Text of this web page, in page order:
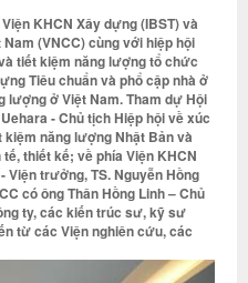
KHCN Xây dựng (IBST) và
(VNCC) cùng với hiệp hội
tiết kiệm năng lượng tổ chức
Tiêu chuẩn và phổ cập nhà ở
lượng ở Việt Nam. Tham dự Hội
- Chủ tịch Hiệp hội về xúc
năng lượng Nhật Bản và
thiết kế; về phía Viện KHCN
Viện trưởng, TS. Nguyễn Hồng
có ông Thân Hồng Linh – Chủ
ty, các kiến trúc sư, kỹ sư
từ các Viện nghiên cứu, các